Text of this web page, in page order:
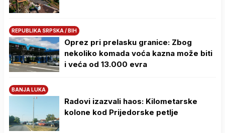
REPUBLIKA SRPSKA / BIH
Oprez pri prelasku granice: Zbog
nekoliko komada voća kazna može biti
i veća od 13.000 evra
BANJA LUKA
Radovi izazvali haos: Kilometarske
kolone kod Prijedorske petlje